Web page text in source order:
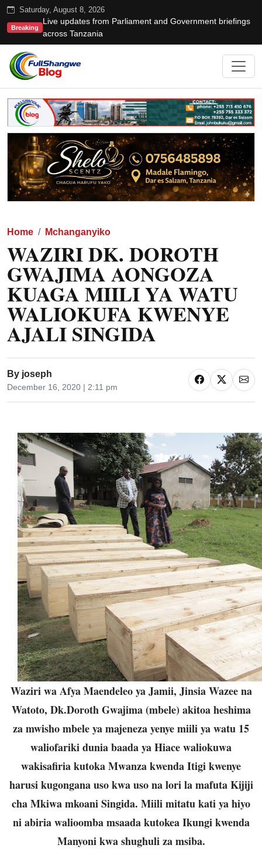
Saturday, August 8, 2026
Breaking
Live updates from Parliament and Government briefings
across Tanzania
Home Mchanganyiko
WAZIRI DK. DOROTH
GWAJIMA AONGOZA
KUAGA MIILI YA WATU
WALIOKUFA KWENYE
AJALI SINGIDA
By joseph
December 16, 2020 | 2:11 pm
Waziri wa Afya Maendeleo ya Jamii, Jinsia Wazee na
Watoto, Dk.Doroth Gwajima (mbele) akitoa heshima
za mwisho mbele ya majeneza yenye miili ya watu 15
waliofariki dunia baada ya Hiace waliokuwa
wakisafiria kutoka Mwanza kwenda Itigi kwenye
harusi kugongana uso kwa uso na lori la mafuta Kijiji
cha Mkiwa mkoani Singida. Miili mitatu kati ya hiyo
ni abiria walioomba msaada kutokea Ikungi kwenda
Manyoni kwa shughuli za msiba.